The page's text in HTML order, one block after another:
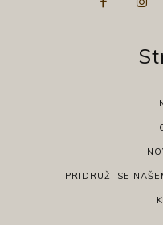
PRIDRUŽI SE